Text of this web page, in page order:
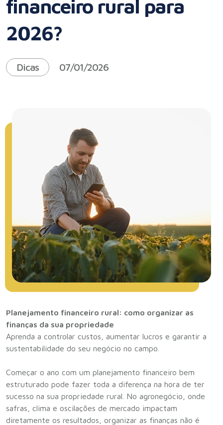
financeiro rural para
2026?
Dicas 07/01/2026
Planejamento financeiro rural: como organizar as
finanças da sua propriedade
Aprenda a controlar custos, aumentar lucros e garantir a
sustentabilidade do seu negócio no campo.
Começar o ano com um planejamento financeiro bem
estruturado pode fazer toda a diferença na hora de ter
sucesso na sua propriedade rural. No agronegócio, onde
safras, clima e oscilações de mercado impactam
diretamente os resultados, organizar as finanças não é